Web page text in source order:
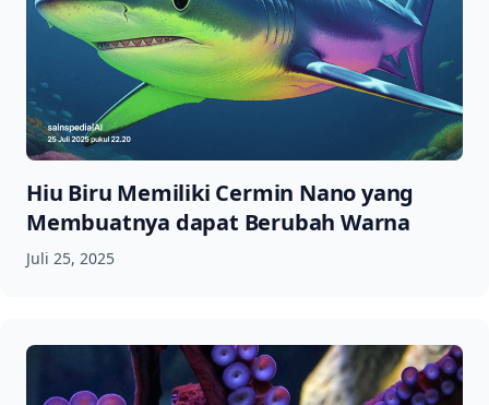
Hiu Biru Memiliki Cermin Nano yang
Membuatnya dapat Berubah Warna
Juli 25, 2025